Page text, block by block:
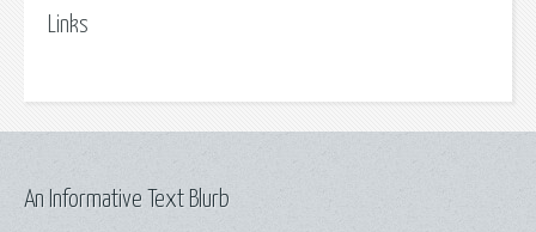
Links
An Informative Text Blurb